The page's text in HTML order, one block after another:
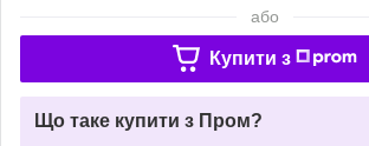
або
Купити з
Що таке купити з Пром?